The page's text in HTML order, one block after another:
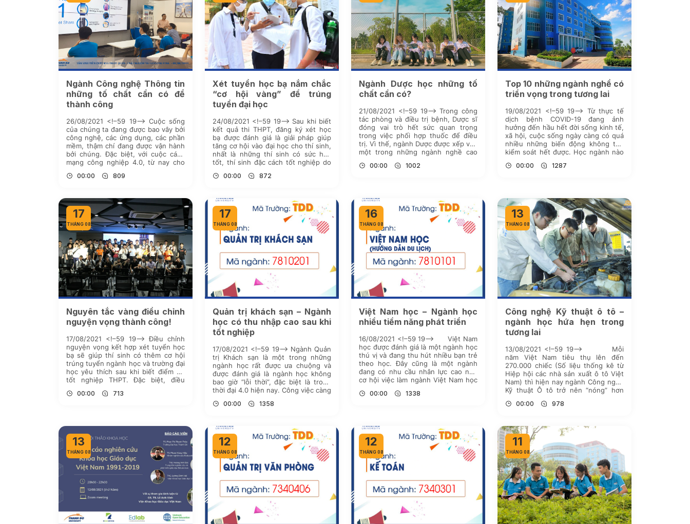
Ngành Công nghệ Thông tin
những tố chất cần có để
thành công
26/08/2021 <!–59 19–> Cuộc sống
của chúng ta đang được bao vây bởi
công nghệ, các ứng dụng, các phần
mềm, thậm chí đang được vận hành
bởi chúng. Đặc biệt, với cuộc cách
mạng công nghiệp 4.0, từ nay cho
dụng nhân sự khối ngành CNTT sẽ
00:00 809
Xét tuyển học bạ nắm chắc
“cơ hội vàng” để trúng
tuyển đại học
24/08/2021 <!–59 19–> Sau khi biết
kết quả thi THPT, đăng ký xét học
bạ được đánh giá là giải pháp giúp
tăng cơ hội vào đại học cho thí sinh,
nhất là những thí sinh có sức học
tốt, thí sinh đặc cách tốt nghiệp do
Xét học […]
00:00 872
Ngành Dược học những tố
chất cần có?
21/08/2021 <!–59 19–> Trong công
tác phòng và điều trị bệnh, Dược sĩ
đóng vai trò hết sức quan trọng
trong việc phối hợp thuốc để điều
trị. Vì thế, ngành Dược được xếp vào
một trong những ngành nghề cao
sóc sức khỏe cho cộng đồng; […]
00:00 1002
Top 10 những ngành nghề có
triển vọng trong tương lai
19/08/2021 <!–59 19–> Từ thực tế
dịch bệnh COVID-19 đang ảnh
hưởng đến hầu hết đời sống kinh tế,
xã hội, cuộc sống ngày càng có quá
nhiều những biến động không thể
kiểm soát hết được. Học ngành nào
vốn sẽ biến động nhiều hơn trong
00:00 1287
17
THÁNG 08
Nguyên tắc vàng điều chỉnh
nguyện vọng thành công!
17/08/2021 <!–59 19–> Điều chỉnh
nguyện vọng kết hợp xét tuyển học
bạ sẽ giúp thí sinh có thêm cơ hội
trúng tuyển ngành học và trường đại
học yêu thích sau khi biết điểm thi
tốt nghiệp THPT. Đặc biệt, điều
minh còn giúp thí sinh có cơ […]
00:00 713
17
THÁNG 08
Quản trị khách sạn – Ngành
học có thu nhập cao sau khi
tốt nghiệp
17/08/2021 <!–59 19–> Ngành Quản
trị Khách sạn là một trong những
ngành học rất được ưa chuộng và
được đánh giá là ngành học không
bao giờ “lỗi thời”, đặc biệt là trong
thời đại 4.0 hiện nay. Công việc càng
dưỡng cũng ngày càng cao, […]
00:00 1358
16
THÁNG 08
Việt Nam học – Ngành học
nhiều tiềm năng phát triển
16/08/2021 <!–59 19–> Việt Nam
học được đánh giá là một ngành học
thú vị và đang thu hút nhiều bạn trẻ
theo học. Đây cũng là một ngành
đang có nhu cầu nhân lực cao nên
cơ hội việc làm ngành Việt Nam học
[…] 00:00 1338
13
THÁNG 08
Công nghệ Kỹ thuật ô tô –
ngành học hứa hẹn trong
tương lai
13/08/2021 <!–59 19–> Mỗi
năm Việt Nam tiêu thụ lên đến
270.000 chiếc (Số liệu thống kê từ
Hiệp hội các nhà sản xuất ô tô Việt
Nam) thì hiện nay ngành Công nghệ
Kỹ thuật Ô tô trở nên “nóng” hơn
điểm […]
00:00 978
13
THÁNG 08
12
THÁNG 08
12
THÁNG 08
11
THÁNG 08